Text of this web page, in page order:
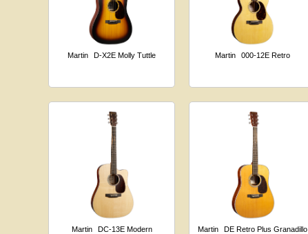
Martin D-X2E Molly Tuttle Martin 000-12E Retro
Martin DC-13E Modern Martin DE Retro Plus Granadillo